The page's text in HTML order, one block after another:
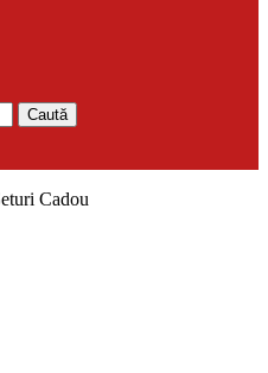
Caută
Cadou